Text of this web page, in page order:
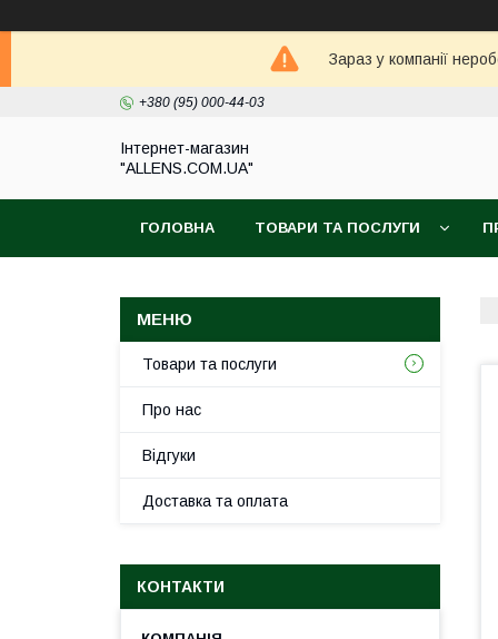
Зараз у компанії
+380 (95) 000-44-03
Інтернет-магазин
"ALLENS.COM.UA"
ГОЛОВНА ТОВАРИ ТА ПОСЛУГИ
Товари та послуги
Про нас
Відгуки
Доставка та оплата
КОНТАКТИ